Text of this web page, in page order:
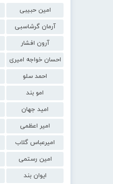
امین حبیبی
آرمان گرشاسبی
آرون افشار
احسان خواجه امیری
احمد سلو
امو بند
امید جهان
امیر اعظمی
امیرعباس گلاب
امین رستمی
ایوان بند